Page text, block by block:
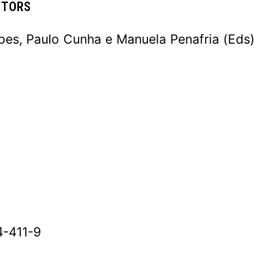
Paulo Cunha e Manuela Penafria (Eds)
411-9